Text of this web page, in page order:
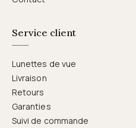
Service client
Lunettes de vue
Livraison
Retours
Garanties
Suivi de commande